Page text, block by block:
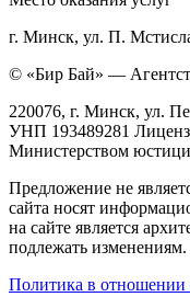
г. Минск, ул. П.
© «Бир Бай» —
220076, г. Минск, ул.
УНП 193489281
Министерством
Предложение не
сайта носят
на сайте является
подлежать изменениям.
Политика в отношении